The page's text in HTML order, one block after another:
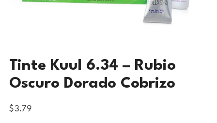
Tinte Kuul 6.34 – Rubio
Oscuro Dorado Cobrizo
$3.79